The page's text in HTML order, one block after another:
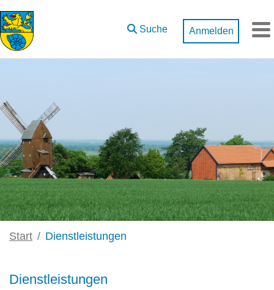
Zum Hauptinhalt springen
Suche
Anmelden
Start Dienstleistungen
Dienstleistungen